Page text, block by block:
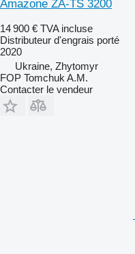
Amazone ZA-TS 3200
14 900 € TVA incluse
Distributeur d'engrais porté
2020
Ukraine, Zhytomyr
FOP Tomchuk A.M.
Contacter le vendeur